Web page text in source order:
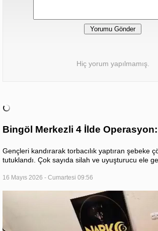
Hiç yorum yapılmamış.
Bingöl Merkezli 4 İlde
Gençleri kandırarak torbacılık yaptıran şebeke
tutuklandı. Çok sayıda silah ve uyuşturucu ele
16 Mayıs 2026 - Cumartesi 09:56